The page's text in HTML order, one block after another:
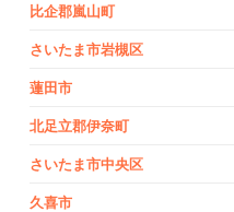
比企郡嵐山町
さいたま市岩槻区
蓮田市
北足立郡伊奈町
さいたま市中央区
久喜市